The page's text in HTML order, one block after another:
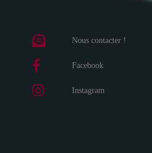
Nous contacter !
Facebook
Instagram